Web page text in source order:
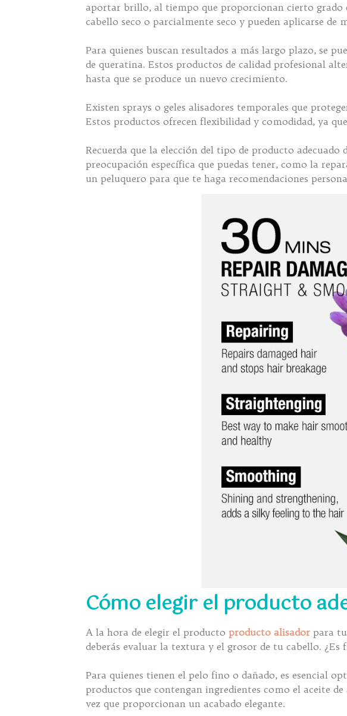
aportar brillo, al tiempo que proporcionan cierto grado
cabello seco o parcialmente seco y pueden aplicarse de
Para quienes buscan resultados a más largo plazo, se
de queratina. Estos productos de calidad profesional
hasta que se produce un nuevo crecimiento.
Existen sprays o geles alisadores temporales que
Estos productos ofrecen flexibilidad y comodidad, ya
Recuerda que la elección del tipo de producto
preocupación específica que puedas tener, como la
un peluquero para que te haga recomendaciones
Cómo elegir el producto
A la hora de elegir el productoproducto alisador para
deberás evaluar la textura y el grosor de tu cabello. ¿Es
Para quienes tienen el pelo fino o dañado, es esencial
productos que contengan ingredientes como el aceite
vez que proporcionan un acabado elegante.